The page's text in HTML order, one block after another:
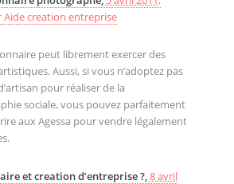
Aide creation entreprise
peut librement exercer des
Aussi, si vous n’adoptez pas
pour réaliser de la
sociale, vous pouvez parfaitement
aux Agessa pour vendre légalement
et creation d’entreprise ?,8 avril